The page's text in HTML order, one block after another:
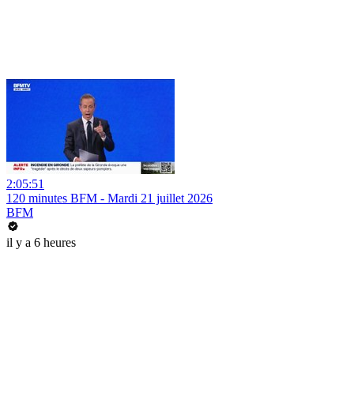
2:05:51
120 minutes BFM - Mardi 21 juillet 2026
BFM
il y a 6 heures